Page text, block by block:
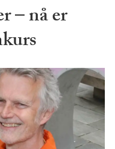
– nå er